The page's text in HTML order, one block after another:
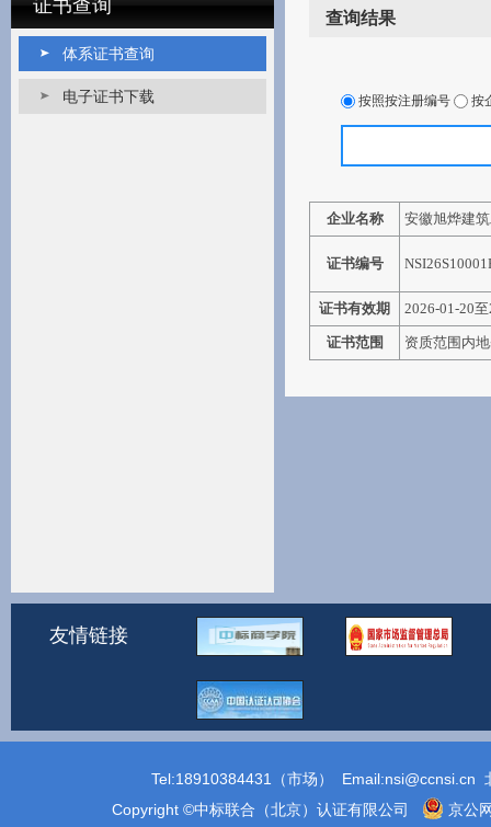
证书查询
体系证书查询
电子证书下载
查询结果
按照按注册编号 按
企业名称 安徽旭烨建
证书编号
证书有效期 2026-01-20
证书范围 资质范围内
友情链接
Tel:18910384431（市场） Email:nsi@ccnsi.cn
Copyright ©中标联合（北京）认证有限公司
京公